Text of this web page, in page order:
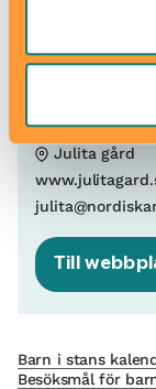
Se hemsida för
Julita gård
Till
Barn i stans
Besöksmål för